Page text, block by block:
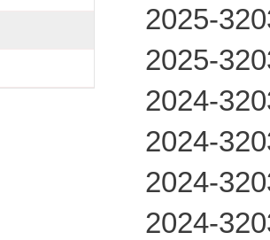
2025-
2025-
2024-
2024-
2024-
2024-